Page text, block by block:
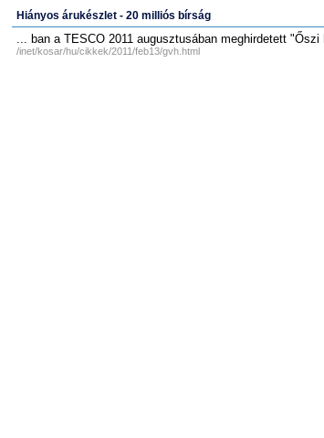
Hiányos árukészlet - 20 milliós bírság
... ban a TESCO 2011 augusztusában meghirdetett "Őszi
/inet/kosar/hu/cikkek/2011/feb13/gvh.html